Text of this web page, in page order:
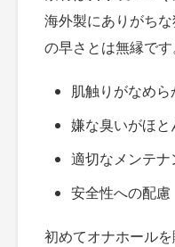
海外製にありがち
の早さとは無縁です
肌触りがなめら
嫌な臭いがほと
適切なメンテナ
安全性への配慮
初めてオナホールを